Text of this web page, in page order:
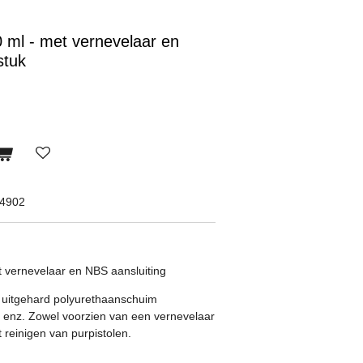
ml - met vernevelaar en
en NBS aansluiting
polyurethaanschuim
Zowel voorzien van een vernevelaar
van purpistolen.